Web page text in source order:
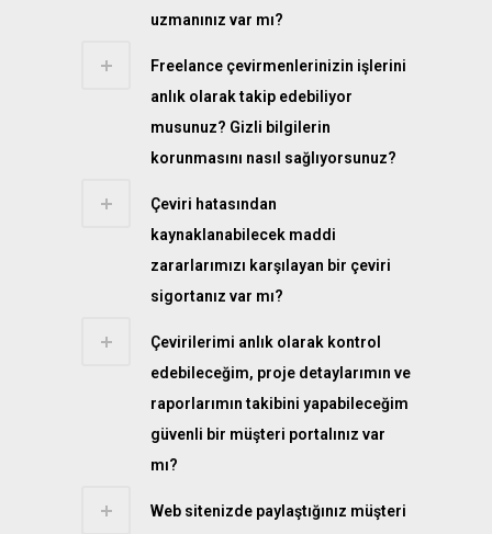
uzmanınız var mı?
Freelance çevirmenlerinizin işlerini
anlık olarak takip edebiliyor
musunuz? Gizli bilgilerin
korunmasını nasıl sağlıyorsunuz?
Çeviri hatasından
kaynaklanabilecek maddi
zararlarımızı karşılayan bir çeviri
sigortanız var mı?
Çevirilerimi anlık olarak kontrol
edebileceğim, proje detaylarımın ve
raporlarımın takibini yapabileceğim
güvenli bir müşteri portalınız var
mı?
Web sitenizde paylaştığınız müşteri